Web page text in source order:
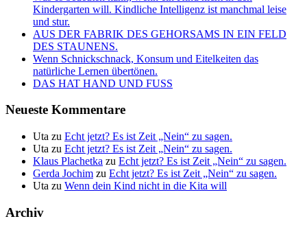
Kindergarten will. Kindliche Intelligenz ist manchmal leise
und stur.
AUS DER FABRIK DES GEHORSAMS IN EIN FELD
DES STAUNENS.
Wenn Schnickschnack, Konsum und Eitelkeiten das
natürliche Lernen übertönen.
DAS HAT HAND UND FUSS
Neueste Kommentare
Uta zu Echt jetzt? Es ist Zeit „Nein“ zu sagen.
Uta zu Echt jetzt? Es ist Zeit „Nein“ zu sagen.
Klaus Plachetka zu Echt jetzt? Es ist Zeit „Nein“ zu sagen.
Gerda Jochim zu Echt jetzt? Es ist Zeit „Nein“ zu sagen.
Uta zu Wenn dein Kind nicht in die Kita will
Archiv